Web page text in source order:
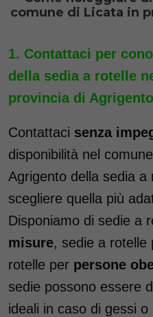
comune di Licata in
Contattaci per
della sedia a rotelle
provincia di
Contattaci senza
disponibilità nel
Agrigento della sedia
scegliere quella più
Disponiamo di sedie a
misure, sedie a rotelle
rotelle per persone
sedie possono essere
ideali in caso di gessi o